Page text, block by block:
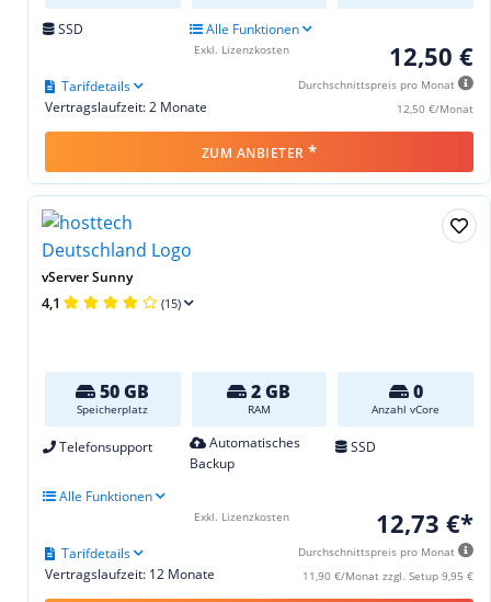
SSD Alle Funktionen
12,50 €
Durchschnittspreis pro Monat
12,50 €/Monat
Vertragslaufzeit: 2 Monate
Tarifdetails
Exkl. Lizenzkosten
ZUM ANBIETER *
vServer Sunny
4,1 (15)
50 GB
Speicherplatz
2 GB
RAM
0
Anzahl vCore
Telefonsupport
Automatisches
Backup
SSD
Alle Funktionen
12,73 €*
Durchschnittspreis pro Monat
11,90 €/Monat zzgl. Setup 9,95 €
Vertragslaufzeit: 12 Monate
Tarifdetails
Exkl. Lizenzkosten